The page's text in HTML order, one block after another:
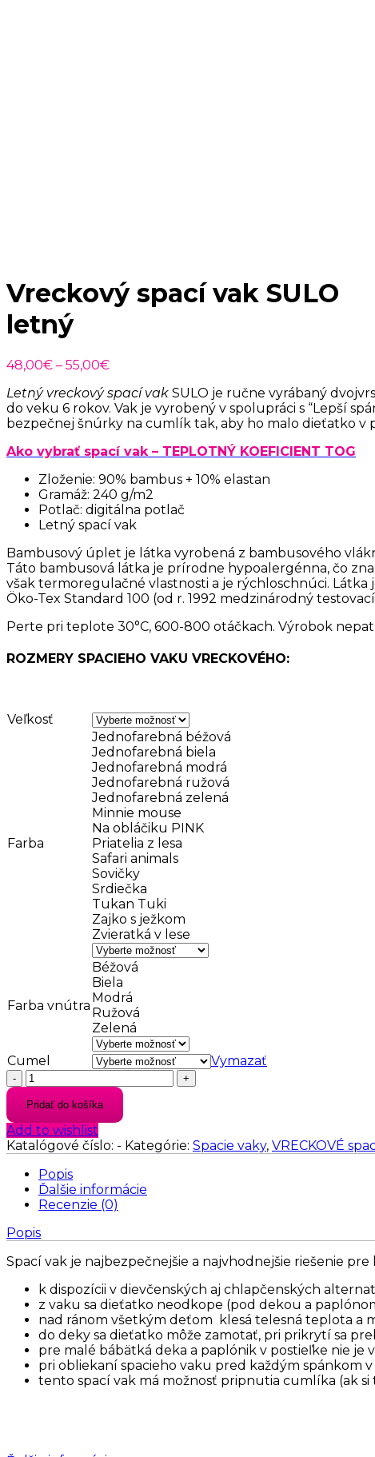
Vreckový spací vak SULO
letný
48,00€ – 55,00€Price
48,00€
through
55,00€
Letný vreckový spací vak SULO je ručne vyrábaný
do veku 6 rokov. Vak je vyrobený v spolupráci s “Lepší
bezpečnej šnúrky na cumlík tak, aby ho malo dieťatko v
Ako vybrať spací vak – TEPLOTNÝ KOEFICIENT TOG
Zloženie: 90% bambus + 10% elastan
Gramáž: 240 g/m2
Potlač: digitálna potlač
Letný spací vak
Bambusový úplet je látka vyrobená z bambusového
Táto bambusová látka je prírodne hypoalergénna, čo
však termoregulačné vlastnosti a je rýchloschnúci.
Öko-Tex Standard 100 (od r. 1992 medzinárodný
Perte pri teplote 30°C, 600-800 otáčkach. Výrobok
ROZMERY SPACIEHO VAKU VRECKOVÉHO:
Veľkosť
Farba
Jednofarebná béžová
Jednofarebná biela
Jednofarebná modrá
Jednofarebná ružová
Jednofarebná zelená
Minnie mouse
Na obláčiku PINK
Priatelia z lesa
Safari animals
Sovičky
Srdiečka
Tukan Tuki
Zajko s ježkom
Zvieratká v lese
Farba vnútra
Béžová
Biela
Modrá
Ružová
Zelená
Cumel
Vymazať
množstvo
spací
vak
SULO
letný
Pridať do košíka
Add to wishlist
Katalógové číslo: - Kategórie: Spacie vaky, VRECKOVÉ
Popis
Ďalšie informácie
Recenzie (0)
Popis
Spací vak je najbezpečnejšie a najvhodnejšie riešenie
k dispozícii v dievčenských aj chlapčenských
z vaku sa dieťatko neodkope (pod dekou a
nad ránom všetkým deťom klesá telesná teplota a
do deky sa dieťatko môže zamotať, pri prikrytí sa
pre malé bábätká deka a paplónik v postieľke nie je
pri obliekaní spacieho vaku pred každým spánkom v
tento spací vak má možnosť pripnutia cumlíka (ak